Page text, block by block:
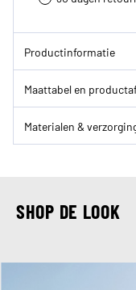
Productinformatie
Maattabel en
Materialen &
SHOP DE LOOK